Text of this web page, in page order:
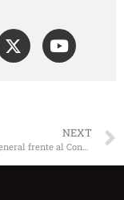
NEXT
El director general frente al Consejo de administración. ¿Qué corresponde a cada cuál?